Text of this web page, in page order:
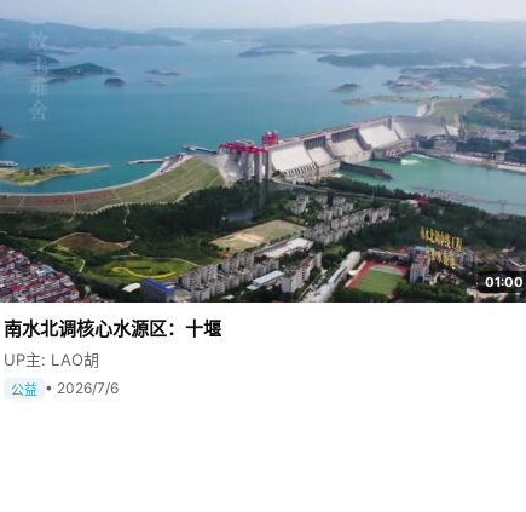
01:00
南水北调核心水源区：十堰
UP主: LAO胡
公益 • 2026/7/6